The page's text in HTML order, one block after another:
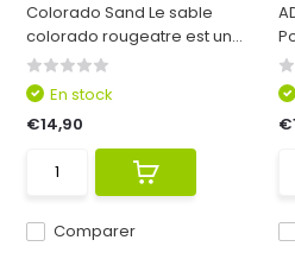
Colorado Sand Le sable
colorado rougeatre est un...
Comparer
En stock
€14,90